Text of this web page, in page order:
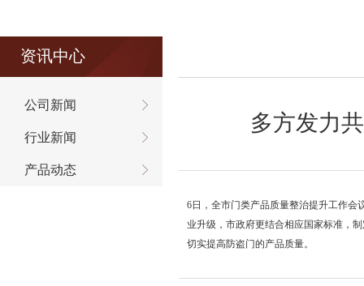
资讯中心
公司新闻
行业新闻
产品动态
多方发力
6日，全市门类产品质量整治提升工作会
业升级，市政府更结合相应国家标准，
切实提高防盗门的产品质量。